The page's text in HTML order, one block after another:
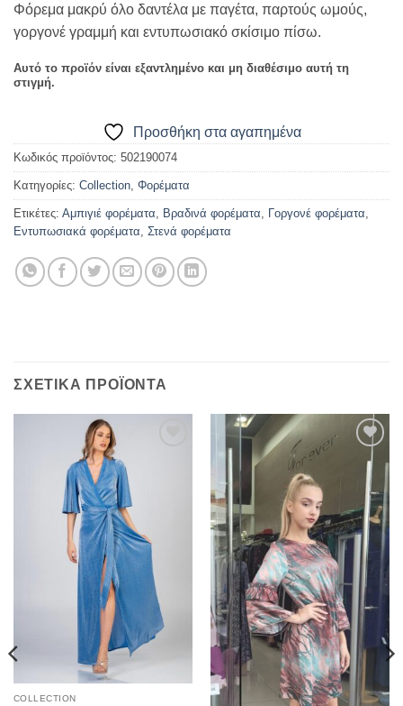
Φόρεμα μακρύ όλο δαντέλα με παγέτα, παρτούς ωμούς,
γοργονέ γραμμή και εντυπωσιακό σκίσιμο πίσω.
Αυτό το προϊόν είναι εξαντλημένο και μη διαθέσιμο αυτή τη
στιγμή.
Προσθήκη στα αγαπημένα
Κωδικός προϊόντος: 502190074
Κατηγορίες: Collection, Φορέματα
Ετικέτες: Αμπιγιέ φορέματα, Βραδινά φορέματα, Γοργονέ φορέματα,
Εντυπωσιακά φορέματα, Στενά φορέματα
ΣΧΕΤΙΚΆ ΠΡΟΪΌΝΤΑ
COLLECTION
Προσθήκη
αγαπημένα